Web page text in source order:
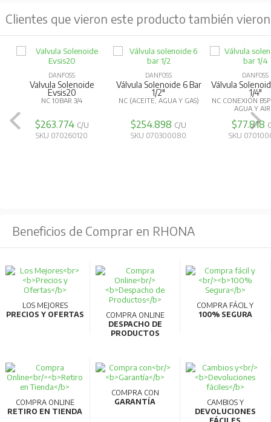
cerrada.
No incluye bobina
Clientes que vieron este producto también vieron
DANFOSS
Valvula Solenoide
Evsis20
NC 10BAR 3/4
$263.774 C/U
SKU 070260120
DANFOSS
Válvula Solenoide 6 Bar
1/2"
NC (ACEITE, AGUA Y GAS)
$254.898 C/U
SKU 070300080
DANFOSS
Válvula
1/4"
NC CONEXIÓN
AGUA Y
$77.818
SKU
Beneficios de Comprar en RHONA
LOS MEJORES
PRECIOS Y OFERTAS
COMPRA ONLINE
DESPACHO DE
PRODUCTOS
COMPRA FÁCIL Y
100% SEGURA
COMPRA ONLINE
RETIRO EN TIENDA
COMPRA CON
GARANTÍA
CAMBIOS Y
DEVOLUCIONES